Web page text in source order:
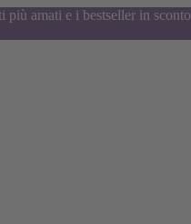
amati e i bestseller in sconto